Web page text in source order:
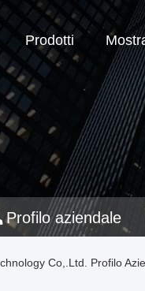
Prodotti
Profilo aziendale
Co,.Ltd. Profilo